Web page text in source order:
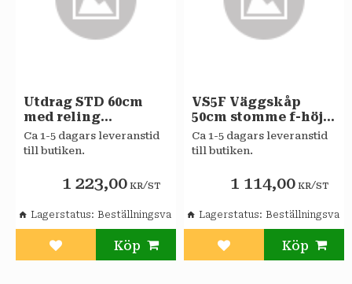
Utdrag STD 60cm
med reling
tandembox
Sagaköket
Ca 1-5 dagars leveranstid
till butiken.
1 223,00 KR/ST
Lägg till i favoriter
Lagerstatus Beställningsvara
VS5F Väggskåp
50cm stomme f-höjd
Sagaköke
Ca 1-5 dagars leveranstid
till butiken.
1 114,00 KR/ST
Lägg till i favoriter
Lagerstatus Beställningsvara